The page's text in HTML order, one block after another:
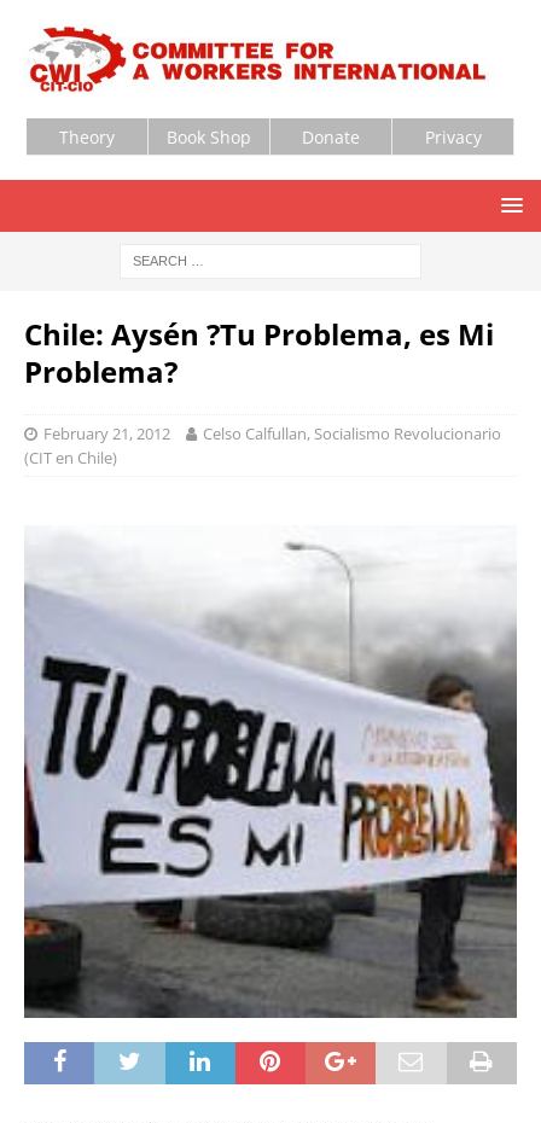
Theory Book Shop Donate Privacy
Chile: Aysén ?Tu Problema, es Mi
Problema?
February 21, 2012
Celso Calfullan, Socialismo Revolucionario
(CIT en Chile)